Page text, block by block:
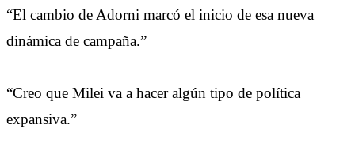
“El cambio de Adorni marcó el inicio de esa nueva
dinámica de campaña.”
“Creo que Milei va a hacer algún tipo de política
expansiva.”